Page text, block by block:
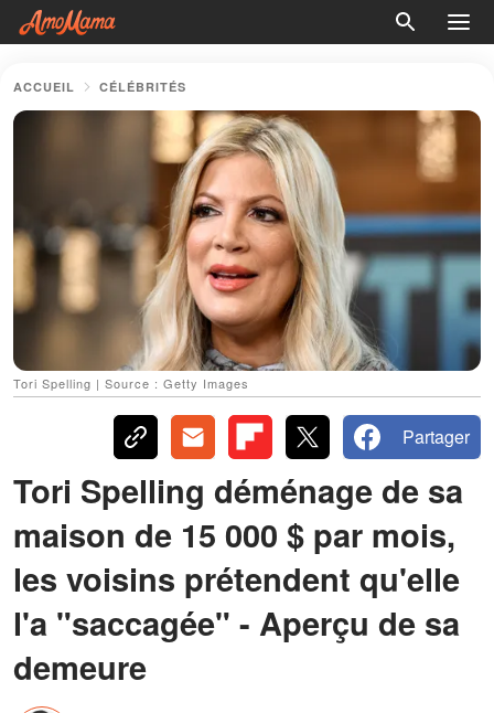
ACCUEIL CÉLÉBRITÉS
Tori Spelling | Source : Getty Images
Partager
Tori Spelling déménage de sa
maison de 15 000 $ par mois,
les voisins prétendent qu'elle
l'a "saccagée" - Aperçu de sa
demeure